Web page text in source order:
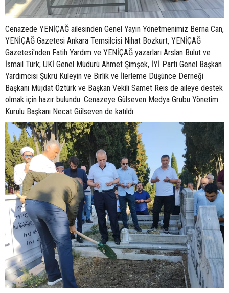
Cenazede YENİÇAĞ ailesinden Genel Yayın Yönetmenimiz Berna Can,
YENİÇAĞ Gazetesi Ankara Temsilcisi Nihat Bozkurt, YENİÇAĞ
Gazetesi'nden Fatih Yardım ve YENİÇAĞ yazarları Arslan Bulut ve
İsmail Türk; UKİ Genel Müdürü Ahmet Şimşek, İYİ Parti Genel Başkan
Yardımcısı Şükrü Kuleyin ve Birlik ve İlerleme Düşünce Derneği
Başkanı Müjdat Öztürk ve Başkan Vekili Samet Reis de aileye destek
olmak için hazır bulundu. Cenazeye Gülseven Medya Grubu Yönetim
Kurulu Başkanı Necat Gülseven de katıldı.